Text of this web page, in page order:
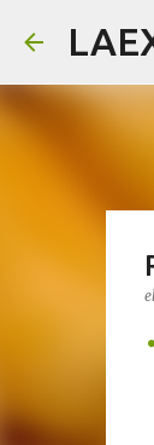
el